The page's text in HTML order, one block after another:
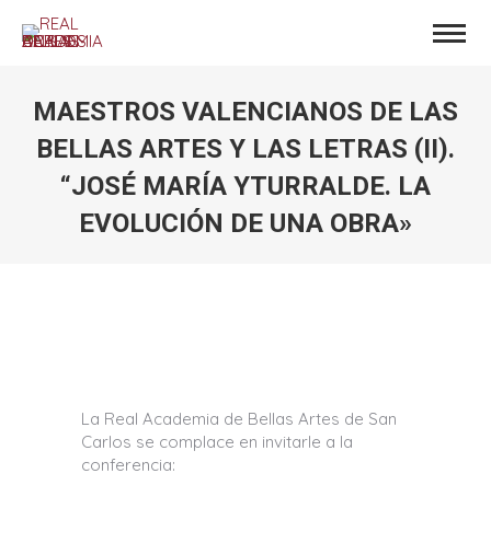
MAESTROS VALENCIANOS DE LAS
BELLAS ARTES Y LAS LETRAS (II).
“JOSÉ MARÍA YTURRALDE. LA
EVOLUCIÓN DE UNA OBRA»
La Real Academia de Bellas Artes de San
Carlos se complace en invitarle a la
conferencia: